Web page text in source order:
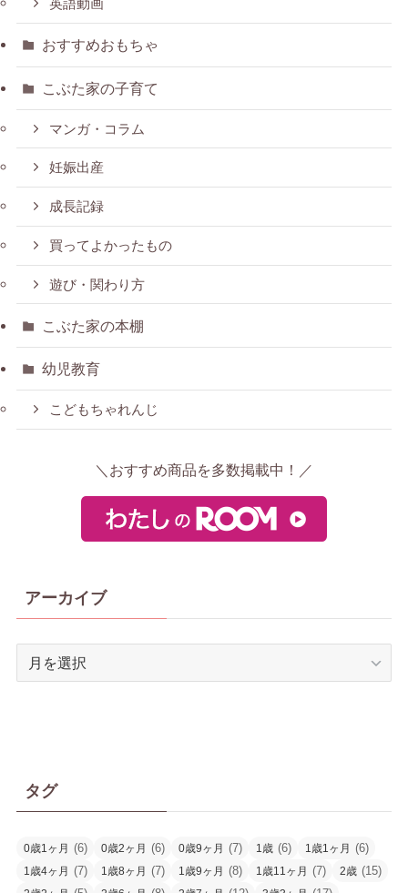
英語動画
おすすめおもちゃ
こぶた家の子育て
マンガ・コラム
妊娠出産
成長記録
買ってよかったもの
遊び・関わり方
こぶた家の本棚
幼児教育
こどもちゃれんじ
＼おすすめ商品を多数掲載中！／
アーカイブ
タグ
0歳1ヶ月 (6) 0歳2ヶ月 (6) 0歳9ヶ月 (7) 1歳 (6) 1歳1ヶ月 (6)
1歳4ヶ月 (7) 1歳8ヶ月 (7) 1歳9ヶ月 (8) 1歳11ヶ月 (7) 2歳 (15)